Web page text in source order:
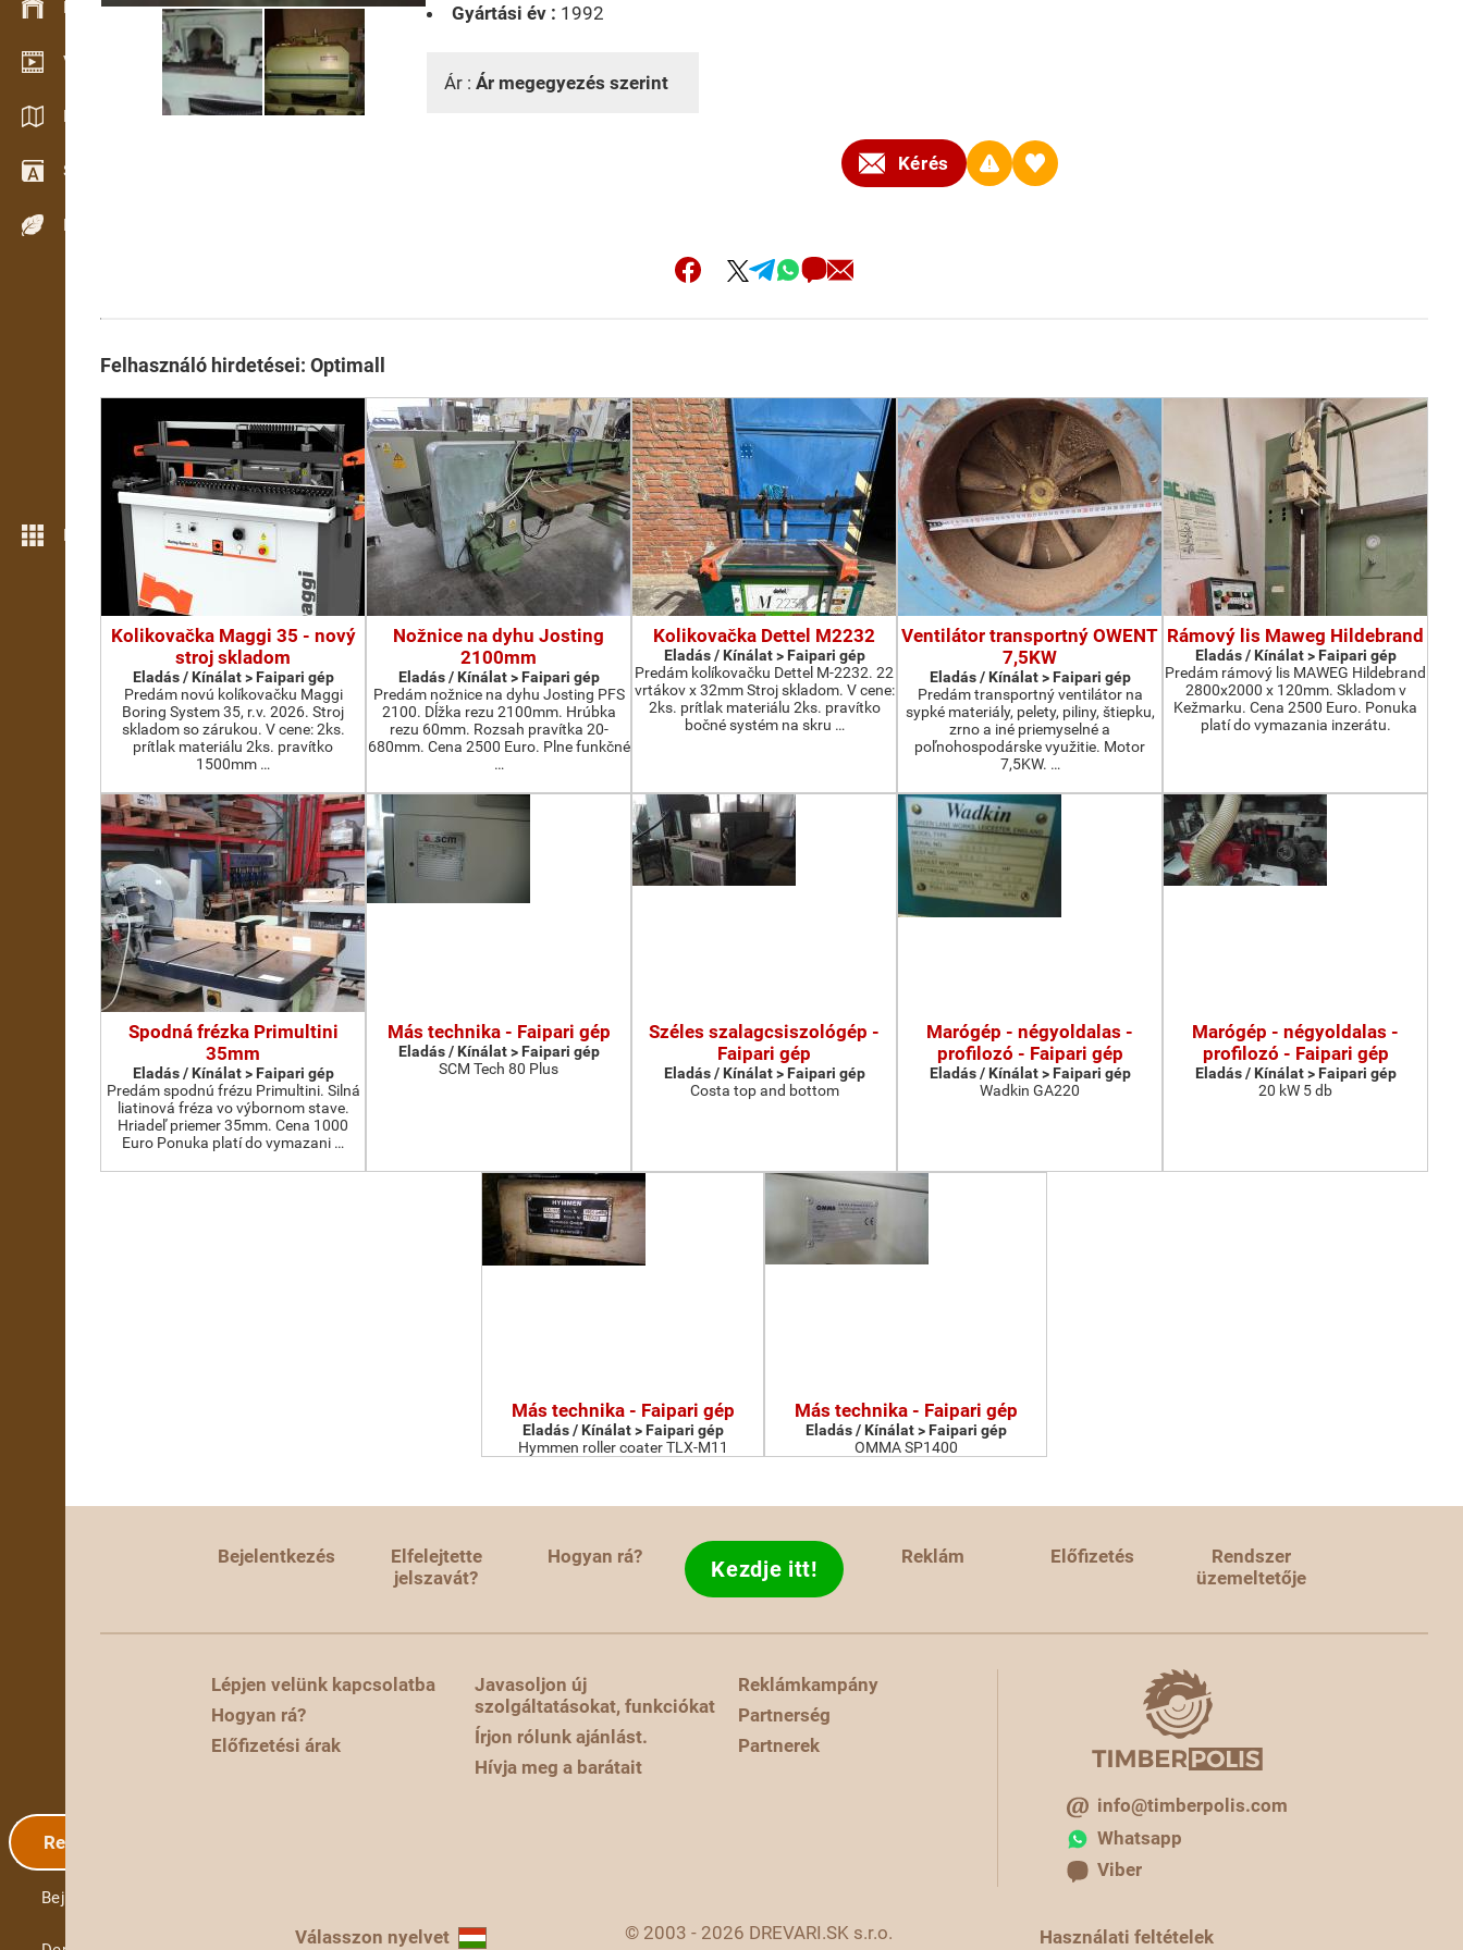
Készlet kezelés
Video bemutatóterem
Katalógusok / Prospektusok
Szótár
Fafajok
Még több funkció
Regisztráció
Bejelentkezés
Gyártási év : 1992
Ár : Ár megegyezés szerint
Kérés
Felhasználó hirdetései: Optimall
Kolikovačka Maggi 35 - nový
stroj skladom
Eladás / Kínálat > Faipari gép
Predám novú kolíkovačku Maggi
Boring System 35, r.v. 2026. Stroj
skladom so zárukou. V cene: 2ks.
prítlak materiálu 2ks. pravítko
1500mm …
Nožnice na dyhu Josting
2100mm
Eladás / Kínálat > Faipari gép
Predám nožnice na dyhu Josting PFS
2100. Dĺžka rezu 2100mm. Hrúbka
rezu 60mm. Rozsah pravítka 20-
680mm. Cena 2500 Euro. Plne funkčné
…
Kolikovačka Dettel M2232
Eladás / Kínálat > Faipari gép
Predám kolíkovačku Dettel M-2232. 22
vrtákov x 32mm Stroj skladom. V cene:
2ks. prítlak materiálu 2ks. pravítko
bočné systém na skru …
Ventilátor transportný OWENT
7,5KW
Eladás / Kínálat > Faipari gép
Predám transportný ventilátor na
sypké materiály, pelety, piliny, štiepku,
zrno a iné priemyselné a
poľnohospodárske využitie. Motor
7,5KW. …
Rámový lis Maweg Hildebrand
Eladás / Kínálat > Faipari gép
Predám rámový lis MAWEG Hildebrand
2800x2000 x 120mm. Skladom v
Kežmarku. Cena 2500 Euro. Ponuka
platí do vymazania inzerátu.
Spodná frézka Primultini
35mm
Eladás / Kínálat > Faipari gép
Predám spodnú frézu Primultini. Silná
liatinová fréza vo výbornom stave.
Hriadeľ priemer 35mm. Cena 1000
Euro Ponuka platí do vymazani …
Más technika - Faipari gép
Eladás / Kínálat > Faipari gép
SCM Tech 80 Plus
Széles szalagcsiszológép -
Faipari gép
Eladás / Kínálat > Faipari gép
Costa top and bottom
Marógép - négyoldalas -
profilozó - Faipari gép
Eladás / Kínálat > Faipari gép
Wadkin GA220
Marógép - négyoldalas -
profilozó - Faipari gép
Eladás / Kínálat > Faipari gép
20 kW 5 db
Más technika - Faipari gép
Eladás / Kínálat > Faipari gép
Hymmen roller coater TLX-M11
Más technika - Faipari gép
Eladás / Kínálat > Faipari gép
OMMA SP1400
Bejelentkezés
Elfelejtette
jelszavát?
Hogyan rá? Kezdje itt! Reklám Előfizetés
Rendszer
üzemeltetője
Lépjen velünk kapcsolatba
Hogyan rá?
Előfizetési árak
Javasoljon új
szolgáltatásokat, funkciókat
Írjon rólunk ajánlást.
Hívja meg a barátait
Reklámkampány
Partnerség
Partnerek
info@timberpolis.com
Whatsapp
Viber
Válasszon nyelvet © 2003 - 2026 DREVARI.SK s.r.o. Használati feltételek